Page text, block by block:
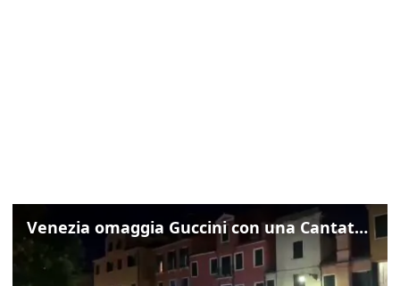
Venezia omaggia Guccini con una Cantata Anarchica in campo Santa Margherita